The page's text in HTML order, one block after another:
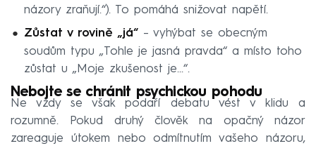
názory zraňují.“). To pomáhá snižovat napětí.
Zůstat v rovině „já“– vyhýbat se obecným
soudům typu „Tohle je jasná pravda“ a místo toho
zůstat u „Moje zkušenost je…“.
Nebojte se chránit psychickou pohodu
Ne vždy se však podaří debatu vést v klidu a
rozumně. Pokud druhý člověk na opačný názor
zareaguje útokem nebo odmítnutím vašeho názoru,